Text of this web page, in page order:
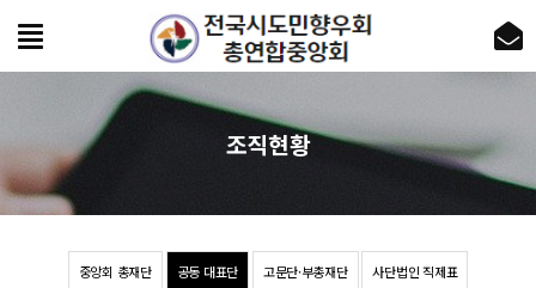
중앙회 총재단 공동 대표단 고문단·부총재단 사단법인 직제표
조직현황